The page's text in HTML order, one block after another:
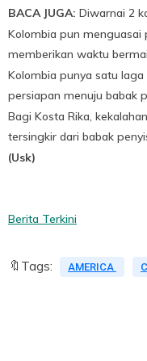
BACA JUGA: Diwarnai 2
Kolombia pun
memberikan waktu
Kolombia punya satu
persiapan menuju babak
Bagi Kosta Rika,
tersingkir dari babak
(Usk)
Berita Terkini
🔖Tags: AMERICA